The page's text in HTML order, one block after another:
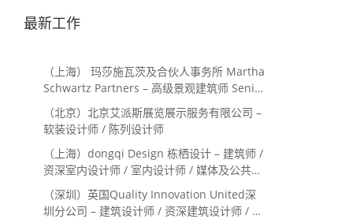
最新工作
（上海） 玛莎施瓦茨及合伙人事务所 Martha
Schwartz Partners – 高级景观建筑师 Senior
Landscape Designer / 景观建筑师
Landscape Designer
（北京）北京艾派斯展览展示服务有限公司 –
软装设计师 / 陈列设计师
（上海）dongqi Design 栋栖设计 – 建筑师 /
资深室内设计师 / 室内设计师 / 媒体及公共关
系主管 / 设计实习生（常年招聘）
（深圳）英国Quality Innovation United深
圳分公司 – 建筑设计师 / 资深建筑设计师 / 室